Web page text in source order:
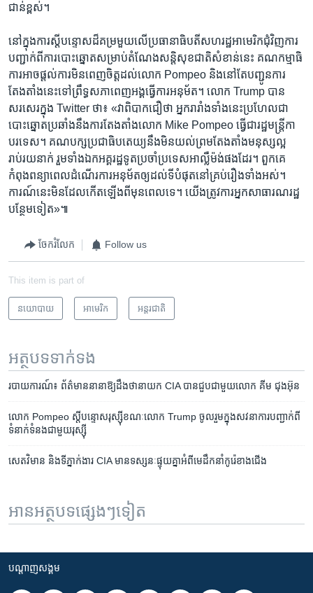
ជាន់​ខ្ពស់។
នៅក្នុង​ការ​ស្តី​បន្ទោស​ដ៏​គម្រ​មួយ​លើ​ប្រធានាធិបតី​សហរដ្ឋអាមេរិក​ជុំវិញ​ការ​
បញ្ជាក់​ពី​ការ​បោះឆ្នោត​សម្រាប់​តំណែង​សន្តិសុខជាតិ​សំខាន់​នេះ​ គណកម្មាធិ
ការ​អាច​ផ្តល់​ការ​មិន​ពេញ​ចិត្តដល់​លោក Pompeo និង​នៅ​តែ​បញ្ជូន​ការ​
តែងតាំង​នេះ​ទៅ​ព្រឹទ្ធសភា​ពេញអង្គ​ធ្វើ​ការ​អនុម័ត។ លោក Trump បាន​
សរសេរ​ក្នុង Twitter ថា៖ «វា​ពិបាក​ជឿ​ថា អ្នករារាំង​ទាំង​នេះ​ប្រហែល​ជា​
បោះឆ្នោត​ប្រឆាំង​នឹង​ការ​តែងតាំង​លោក Mike Pompeo ធ្វើ​ជា​រដ្ឋមន្រ្តី​កា
បរទេស។ គណបក្ស​ប្រជាធិបតេយ្យ​នឹង​មិន​យល់​ព្រម​តែងតាំង​មនុស្ស​ល្អ​
រាប់រយ​នាក់​ រួម​ទាំង​ឯកអគ្គ​រដ្ឋទូត​ប្រចាំ​ប្រទេស​អាល្លឺម៉ង់​ផងដែរ។ ពួកគេ​
កំពុង​ពន្យា​ពេល​ដំណើរការ​អនុម័ត​ឲ្យ​ដល់​ទី​បំផុត​នៅ​គ្រប់​រឿង​ទាំងអស់។
ការណ៍​នេះ​មិន​ដែល​កើតឡើង​ពី​មុន​ពេល​ទេ។ យើង​ត្រូវ​ការ​អ្នក​សាធារណរដ្ឋ​
បន្ថែម​ទៀត»៕
ចែករំលែក Follow us
This item is part of
នយោបាយ អាមេរិក​ អន្តរជាតិ
អត្ថបទ​ទាក់ទង
របាយការណ៍៖ ព័ត៌មាន​នានា​ឱ្យ​ដឹង​ថា​នាយក​ CIA​ បាន​ជួប​ជាមួយ​លោក គីម ជុងអ៊ុន
លោក Pompeo ស្តី​បន្ទោស​រុស្ស៊ី​ខណៈ​លោក Trump ចូលរួម​ក្នុង​សវនាការ​បញ្ជាក់​ពី​
ទំនាក់ទំនង​ជាមួយ​រុស្ស៊ី
សេតវិមាន និង​ទីភ្នាក់ងារ CIA មាន​ទស្សនៈ​ផ្ទុយ​គ្នា​អំពី​មេដឹកនាំ​កូរ៉េ​ខាង​ជើង
អានអត្ថបទផ្សេងៗទៀត
បណ្តាញ​សង្គម